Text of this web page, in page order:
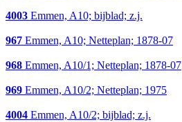
4003 Emmen, A10; bijblad; z.j.
967 Emmen, A10; Netteplan; 1878-07
968 Emmen, A10/1; Netteplan; 1878-07
969 Emmen, A10/2; Netteplan; 1975
4004 Emmen, A10/2; bijblad; z.j.